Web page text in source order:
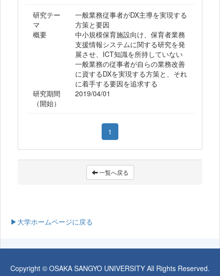
研究テー
マ
一般業務従事者がDX主導を実現する
方策と要因
概要
中小規模保育施設向け、保育者業務
支援情報システムに関する研究を発
展させ、ICT知識を所持していない
一般業務の従事者が自らの業務改善
に資するDXを実現する方策と、それ
に着手する要因を追求する
研究期間
（開始）
2019/04/01
1
一覧へ戻る
▶大学ホームページに戻る
Copyright © OSAKA SANGYO UNIVERSITY All Rights Reserved.